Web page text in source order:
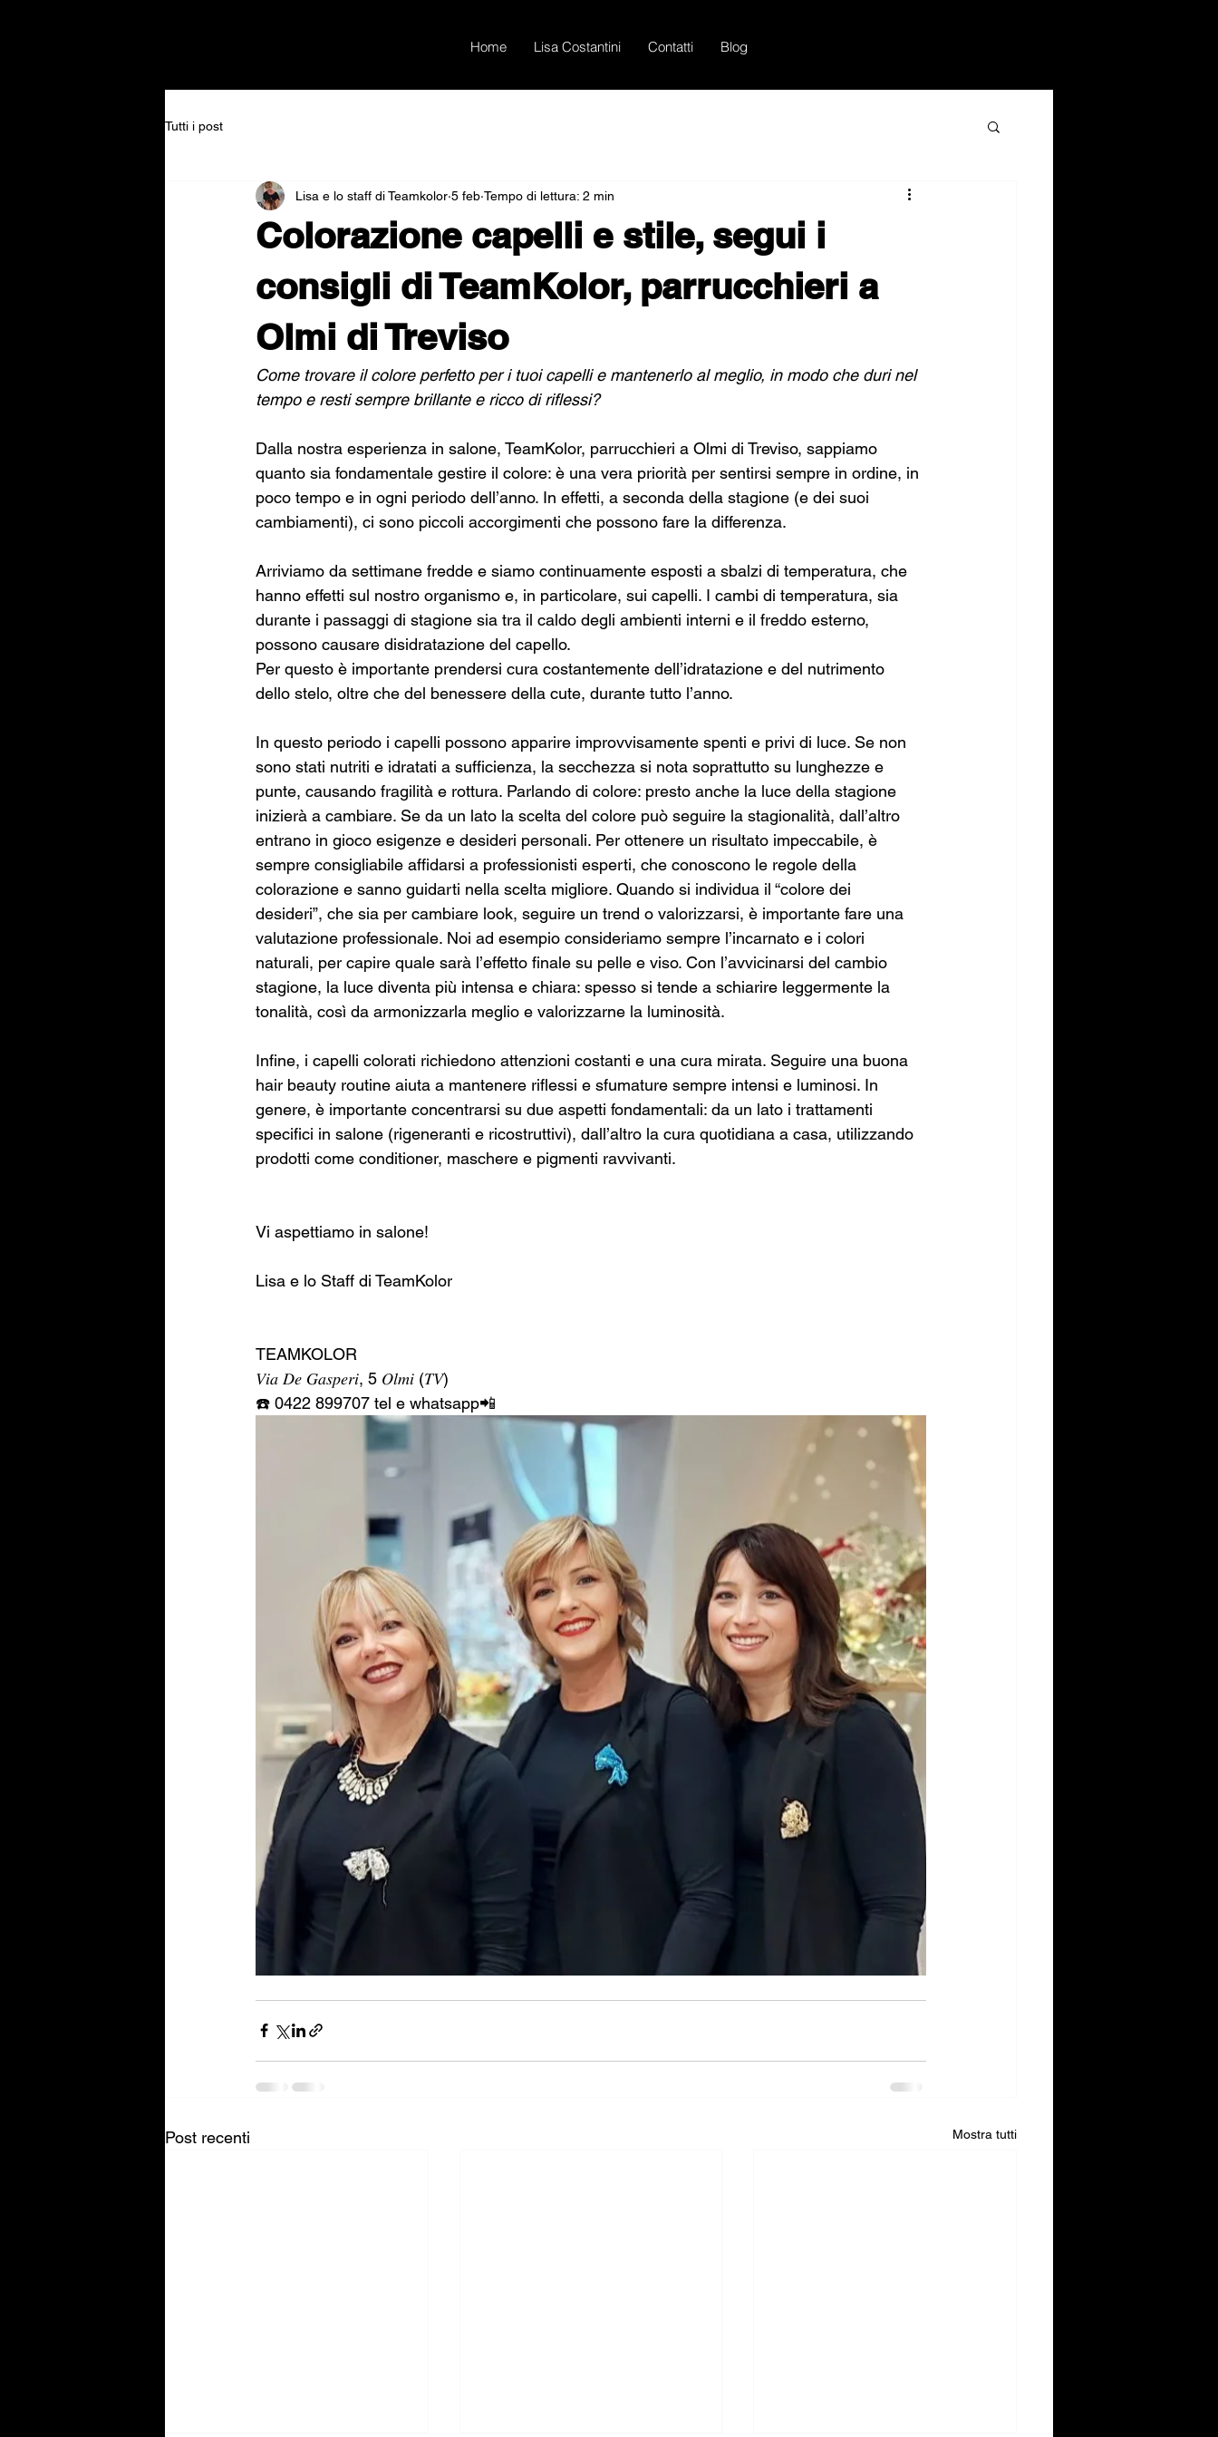
Home Lisa Costantini Contatti Blog
Tutti i post
Colorazione capelli e stile, segui i
consigli di TeamKolor, parrucchieri a
Olmi di Treviso
Lisa e lo staff di Teamkolor 5 feb Tempo di lettura: 2 min
Come trovare il colore perfetto per i tuoi capelli e mantenerlo al meglio, in modo che duri nel
tempo e resti sempre brillante e ricco di riflessi?
Dalla nostra esperienza in salone, TeamKolor, parrucchieri a Olmi di Treviso, sappiamo
quanto sia fondamentale gestire il colore: è una vera priorità per sentirsi sempre in ordine, in
poco tempo e in ogni periodo dell’anno. In effetti, a seconda della stagione (e dei suoi
cambiamenti), ci sono piccoli accorgimenti che possono fare la differenza.
Arriviamo da settimane fredde e siamo continuamente esposti a sbalzi di temperatura, che
hanno effetti sul nostro organismo e, in particolare, sui capelli. I cambi di temperatura, sia
durante i passaggi di stagione sia tra il caldo degli ambienti interni e il freddo esterno,
possono causare disidratazione del capello.
Per questo è importante prendersi cura costantemente dell’idratazione e del nutrimento
dello stelo, oltre che del benessere della cute, durante tutto l’anno.
In questo periodo i capelli possono apparire improvvisamente spenti e privi di luce. Se non
sono stati nutriti e idratati a sufficienza, la secchezza si nota soprattutto su lunghezze e
punte, causando fragilità e rottura. Parlando di colore: presto anche la luce della stagione
inizierà a cambiare. Se da un lato la scelta del colore può seguire la stagionalità, dall’altro
entrano in gioco esigenze e desideri personali. Per ottenere un risultato impeccabile, è
sempre consigliabile affidarsi a professionisti esperti, che conoscono le regole della
colorazione e sanno guidarti nella scelta migliore. Quando si individua il “colore dei
desideri”, che sia per cambiare look, seguire un trend o valorizzarsi, è importante fare una
valutazione professionale. Noi ad esempio consideriamo sempre l’incarnato e i colori
naturali, per capire quale sarà l’effetto finale su pelle e viso. Con l’avvicinarsi del cambio
stagione, la luce diventa più intensa e chiara: spesso si tende a schiarire leggermente la
tonalità, così da armonizzarla meglio e valorizzarne la luminosità.
Infine, i capelli colorati richiedono attenzioni costanti e una cura mirata. Seguire una buona
hair beauty routine aiuta a mantenere riflessi e sfumature sempre intensi e luminosi. In
genere, è importante concentrarsi su due aspetti fondamentali: da un lato i trattamenti
specifici in salone (rigeneranti e ricostruttivi), dall’altro la cura quotidiana a casa, utilizzando
prodotti come conditioner, maschere e pigmenti ravvivanti.
Vi aspettiamo in salone!
Lisa e lo Staff di TeamKolor
TEAMKOLOR
𝑉𝑖𝑎 𝐷𝑒 𝐺𝑎𝑠𝑝𝑒𝑟𝑖, 5 𝑂𝑙𝑚𝑖 (𝑇𝑉)
☎️ 0422 899707 tel e whatsapp📲
Post recenti Mostra tutti